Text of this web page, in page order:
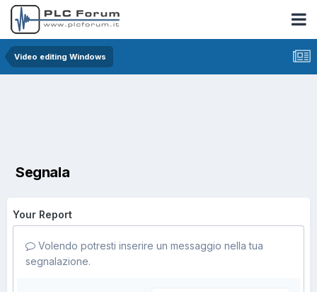
Video editing Windows
Segnala
Your Report
Volendo potresti inserire un messaggio nella tua
segnalazione.